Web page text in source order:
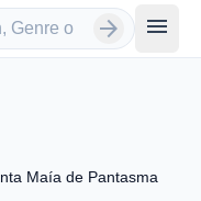
arrow_forward menu
Maía de Pantasma